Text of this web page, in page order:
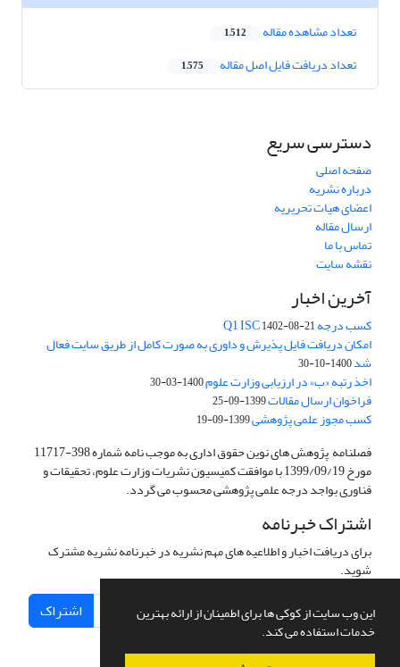
این وب سایت از کوکی ها برای اطمینان از ارائه بهترین
خدمات استفاده می کند.
تعداد مشاهده مقاله 1,512
تعداد دریافت فایل اصل مقاله 1,575
دسترسی سریع
صفحه اصلی
درباره نشریه
اعضای هیات تحریریه
ارسال مقاله
تماس با ما
نقشه سایت
آخرین اخبار
کسب درجه Q1 ISC1402-08-21
امکان دریافت فایل پذیرش و داوری به صورت کامل از طریق سایت فعال
شد1400-10-30
اخذ رتبه «ب» در ارزیابی وزارت علوم1400-03-30
فراخوان ارسال مقالات1399-09-25
کسب مجوز علمی پژوهشی1399-09-19
فصلنامه پژوهش های نوین حقوق اداری به موجب نامه شماره 398-11717
مورخ 1399/09/19 با موافقت کمیسیون نشریات وزارت علوم، تحقیقات و
فناوری بواجد درجه علمی پژوهشی محسوب می گردد.
اشتراک خبرنامه
برای دریافت اخبار و اطلاعیه های مهم نشریه در خبرنامه نشریه مشترک
شوید.
اشتراک